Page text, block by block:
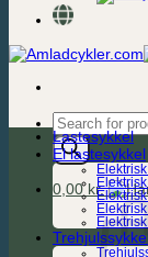
Products
search
0,00kr.
Lastesykkel
El lastesykkel